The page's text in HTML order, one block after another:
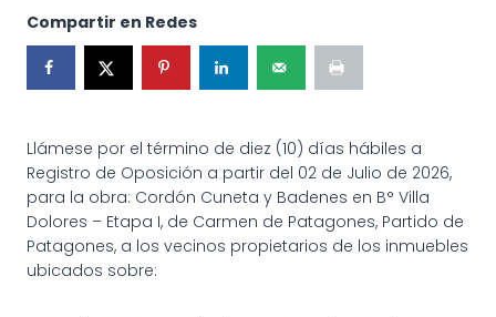
Compartir en Redes
Llámese por el término de diez (10) días hábiles a
Registro de Oposición a partir del 02 de Julio de 2026,
para la obra: Cordón Cuneta y Badenes en B° Villa
Dolores – Etapa I, de Carmen de Patagones, Partido de
Patagones, a los vecinos propietarios de los inmuebles
ubicados sobre: